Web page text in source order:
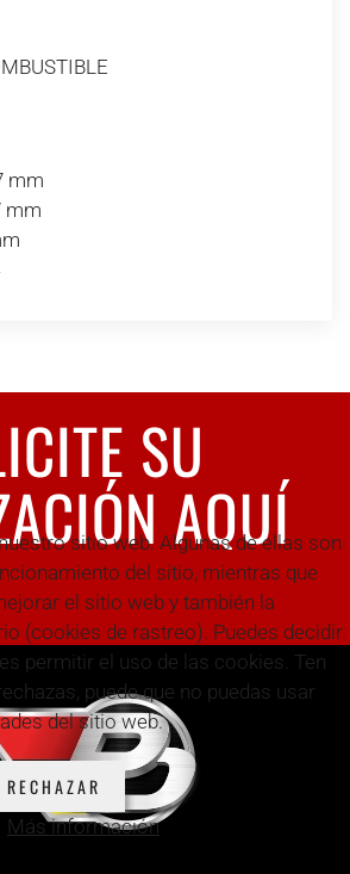
mm
mm
SU
AQUÍ
sitio web. Algunas de ellas son
del sitio, mientras que
el sitio web y también la
(cookies de rastreo). Puedes decidir
permitir el uso de las cookies. Ten
puede que no puedas usar
del sitio web.
RECHAZAR
Más información